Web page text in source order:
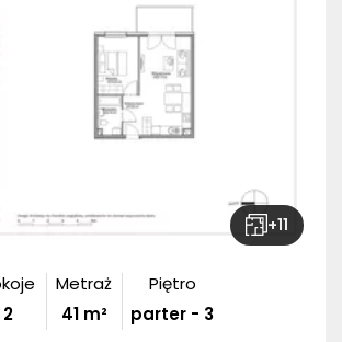
+11
2
Metraż
41m²
Piętro
parter - 3